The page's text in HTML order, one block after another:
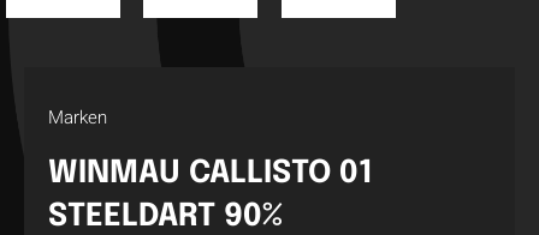
Marken
WINMAU CALLISTO 01
STEELDART 90%